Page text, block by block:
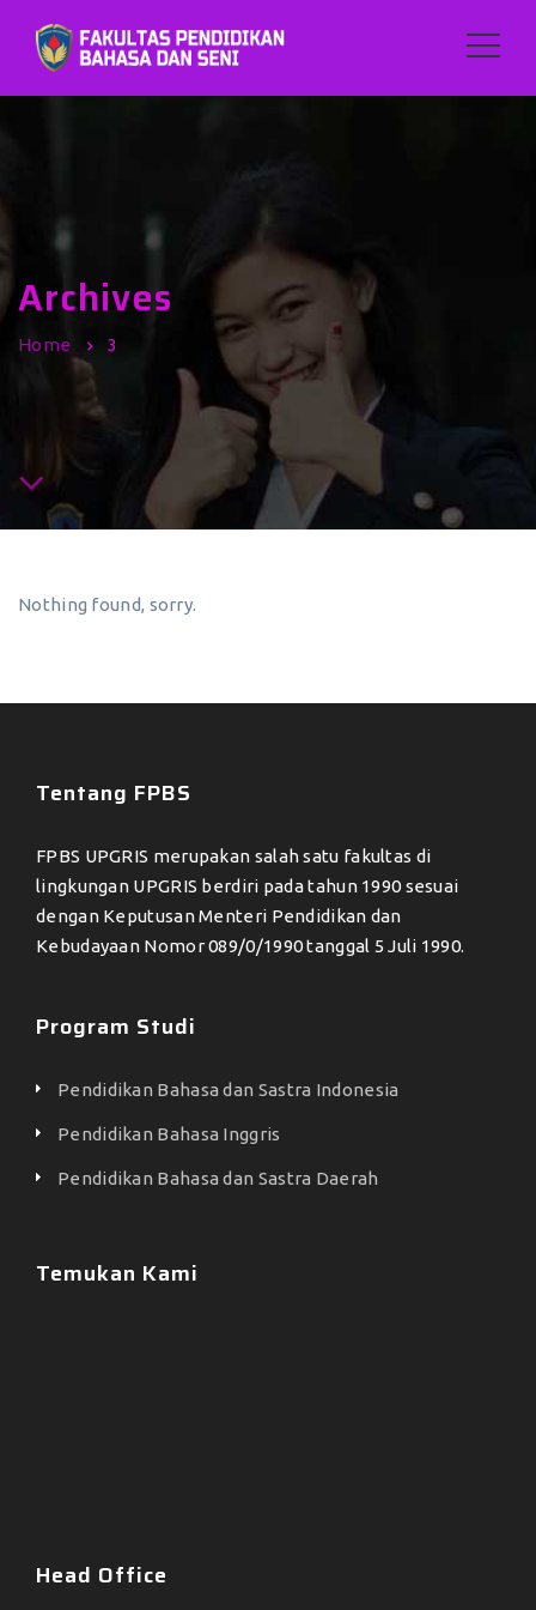
Archives
Home 3
Nothing found, sorry.
Tentang FPBS
FPBS UPGRIS merupakan salah satu fakultas di
lingkungan UPGRIS berdiri pada tahun 1990 sesuai
dengan Keputusan Menteri Pendidikan dan
Kebudayaan Nomor 089/0/1990 tanggal 5 Juli 1990.
Program Studi
Pendidikan Bahasa dan Sastra Indonesia
Pendidikan Bahasa Inggris
Pendidikan Bahasa dan Sastra Daerah
Temukan Kami
Head Office